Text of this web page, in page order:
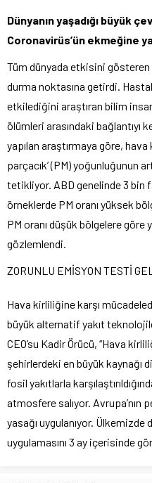
Dünyanın yaşadığı büyük
Coronavirüs’ün ekmeğine
Tüm dünyada etkisini
durma noktasına getirdi.
etkilediğini araştıran bilim
ölümleri arasındaki bağlantıyı
yapılan araştırmaya göre,
parçacık’ (PM) yoğunluğunun
tetikliyor. ABD genelinde 3 bin
örneklerde PM oranı yüksek
PM oranı düşük bölgelere göre
gözlemlendi.
ZORUNLU EMİSYON TESTİ
Hava kirliliğine karşı
büyük alternatif yakıt
CEO’su Kadir Örücü, “Hava
şehirlerdeki en büyük kaynağı
fosil yakıtlarla
atmosfere salıyor. Avrupa’nın
yasağı uygulanıyor.
uygulamasını 3 ay içerisinde